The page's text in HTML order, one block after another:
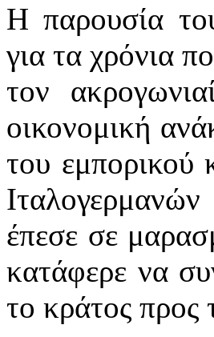
Η παρουσία
για τα χρόνια
τον
οικονομική
του
έπεσε σε
κατάφερε να
το κράτος προς